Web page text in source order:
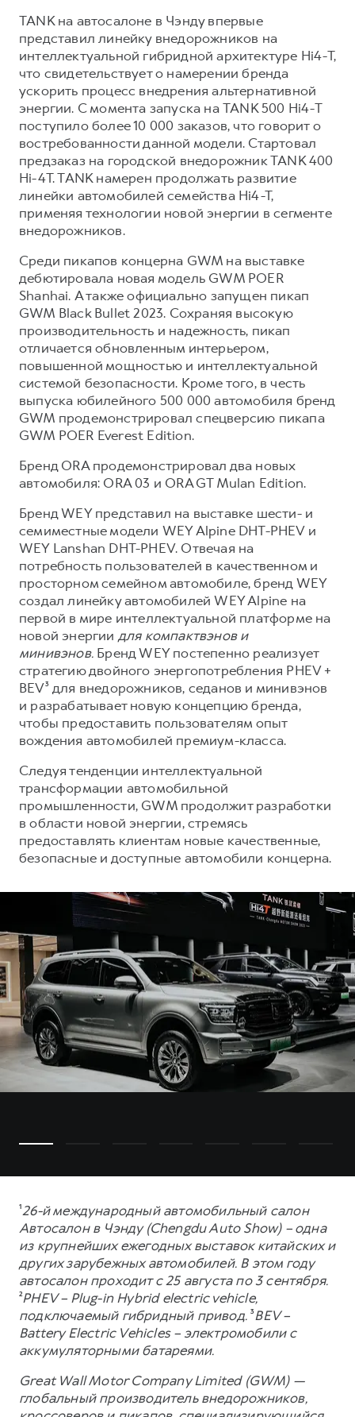
TANK на автосалоне в Чэнду впервые
представил линейку внедорожников на
интеллектуальной гибридной архитектуре Hi4-T,
что свидетельствует о намерении бренда
ускорить процесс внедрения альтернативной
энергии. С момента запуска на TANK 500 Hi4-T
поступило более 10 000 заказов, что говорит о
востребованности данной модели. Стартовал
предзаказ на городской внедорожник TANK 400
Hi-4T. TANK намерен продолжать развитие
линейки автомобилей семейства Hi4-T,
применяя технологии новой энергии в сегменте
внедорожников.
Среди пикапов концерна GWM на выставке
дебютировала новая модель GWM POER
Shanhai. А также официально запущен пикап
GWM Black Bullet 2023. Сохраняя высокую
производительность и надежность, пикап
отличается обновленным интерьером,
повышенной мощностью и интеллектуальной
системой безопасности. Кроме того, в честь
выпуска юбилейного 500 000 автомобиля бренд
GWM продемонстрировал спецверсию пикапа
GWM POER Everest Edition.
Бренд ORA продемонстрировал два новых
автомобиля: ORA 03 и ORA GT Mulan Edition.
Бренд WEY представил на выставке шести- и
семиместные модели WEY Alpine DHT-PHEV и
WEY Lanshan DHT-PHEV. Отвечая на
потребность пользователей в качественном и
просторном семейном автомобиле, бренд WEY
создал линейку автомобилей WEY Alpine на
первой в мире интеллектуальной платформе на
новой энергии для компактвэнов и
минивэнов. Бренд WEY постепенно реализует
стратегию двойного энергопотребления PHEV +
BEV³ для внедорожников, седанов и минивэнов
и разрабатывает новую концепцию бренда,
чтобы предоставить пользователям опыт
вождения автомобилей премиум-класса.
Следуя тенденции интеллектуальной
трансформации автомобильной
промышленности, GWM продолжит разработки
в области новой энергии, стремясь
предоставлять клиентам новые качественные,
безопасные и доступные автомобили концерна.
¹26-й международный автомобильный салон
Автосалон в Чэнду (Chengdu Auto Show) – одна
из крупнейших ежегодных выставок китайских и
других зарубежных автомобилей. В этом году
автосалон проходит с 25 августа по 3 сентября.
²PHEV – Plug-in Hybrid electric vehicle,
подключаемый гибридный привод.³BEV –
Battery Electric Vehicles – электромобили с
аккумуляторными батареями.
Great Wall Motor Company Limited (GWM) —
глобальный производитель внедорожников,